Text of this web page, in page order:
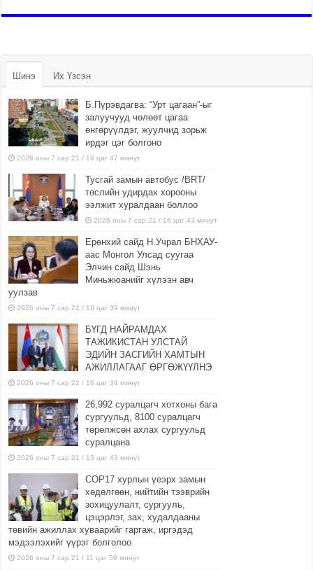
Шинэ Их Үзсэн
Б.Пүрэвдагва: “Урт цагаан”-ыг
залуучууд чөлөөт цагаа
өнгөрүүлдэг, жуулчид зорьж
ирдэг цэг болгоно
2026 оны 7 сар 21 / 16 цаг 47 минут
Тусгай замын автобус /BRT/
төслийн удирдах хорооны
ээлжит хуралдаан боллоо
2026 оны 7 сар 21 / 16 цаг 43 минут
Ерөнхий сайд Н.Учрал БНХАУ-
аас Монгол Улсад суугаа
Элчин сайд Шэнь
Миньжюанийг хүлээн авч
уулзав
2026 оны 7 сар 21 / 16 цаг 39 минут
БҮГД НАЙРАМДАХ
ТАЖИКИСТАН УЛСТАЙ
ЭДИЙН ЗАСГИЙН ХАМТЫН
АЖИЛЛАГААГ ӨРГӨЖҮҮЛНЭ
2026 оны 7 сар 21 / 16 цаг 34 минут
26,992 суралцагч хотхоны бага
сургуульд, 8100 суралцагч
төрөлжсөн ахлах сургуульд
суралцана
2026 оны 7 сар 21 / 13 цаг 43 минут
COP17 хурлын үеэрх замын
хөдөлгөөн, нийтийн тээврийн
зохицуулалт, сургууль,
цэцэрлэг, зах, худалдааны
төвийн ажиллах хуваарийг гаргаж, иргэдэд
мэдээлэхийг үүрэг болголоо
2026 оны 7 сар 21 / 11 цаг 59 минут